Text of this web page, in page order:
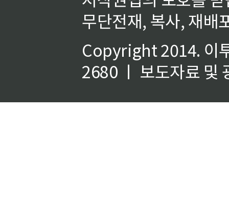
무단전재, 복사, 재배
Copyright 2014. 이
2680 ㅣ 보도자료